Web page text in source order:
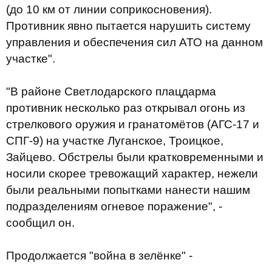
(до 10 км от линии соприкосновения).
Противник явно пытается нарушить систему
управления и обеспечения сил АТО на данном
участке".
"В районе Светлодарского плацдарма
противник несколько раз открывал огонь из
стрелкового оружия и гранатомётов (АГС-17 и
СПГ-9) на участке Луганское, Троицкое,
Зайцево. Обстрелы были кратковременными и
носили скорее тревожащий характер, нежели
были реальными попытками нанести нашим
подразделениям огневое поражение", -
сообщил он.
Продолжается "война в зелёнке" -